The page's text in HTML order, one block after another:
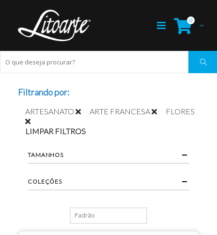
0
Filtrando por:
ARTESANATO ARTE FRANCESA FLORES
LIMPAR FILTROS
TAMANHOS
COLEÇÕES